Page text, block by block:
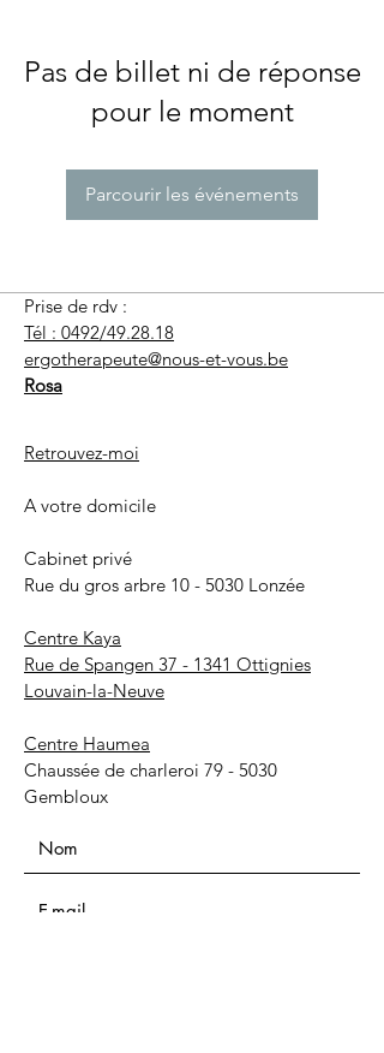
Pas de billet ni de réponse
pour le moment
Parcourir les événements
Prise de rdv :
Tél : 0492/49.28.18
ergotherapeute@nous-et-vous.be
Rosa
Retrouvez-moi
A votre domicile
Cabinet privé
Rue du gros arbre 10 - 5030 Lonzée
Centre Kaya
Rue de Spangen 37 - 1341 Ottignies
Louvain-la-Neuve
Centre Haumea
Chaussée de charleroi 79 - 5030
Gembloux